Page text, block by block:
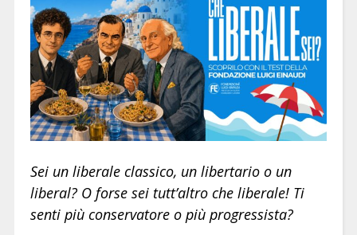
Sei un liberale classico, un libertario o un
liberal? O forse sei tutt’altro che liberale! Ti
senti più conservatore o più progressista?